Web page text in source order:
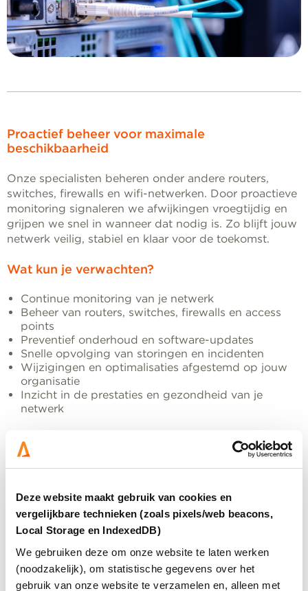
Deze website maakt gebruik van cookies en
vergelijkbare technieken (zoals pixels/web beacons,
Local Storage en IndexedDB)
We gebruiken deze om onze website te laten werken
(noodzakelijk), om statistische gegevens over het
gebruik van onze website te verzamelen en, alleen met
Proactief beheer voor maximale
beschikbaarheid
Onze specialisten beheren onder andere routers,
switches, firewalls en wifi-netwerken. Door proactieve
monitoring signaleren we afwijkingen vroegtijdig en
grijpen we snel in wanneer dat nodig is. Zo blijft jouw
netwerk veilig, stabiel en klaar voor de toekomst.
Wat kun je verwachten?
Continue monitoring van je netwerk
Beheer van routers, switches, firewalls en access
points
Preventief onderhoud en software-updates
Snelle opvolging van storingen en incidenten
Wijzigingen en optimalisaties afgestemd op jouw
organisatie
Inzicht in de prestaties en gezondheid van je
netwerk
Een goed beheerd netwerk verkleint de kans op
medewerkers ongestoord kunnen werken. Dankzij
onze jarenlange ervaring, proactieve werkwijze en
kennis van informatiebeveiliging ondersteunen we
klaar is voor de toekomst.